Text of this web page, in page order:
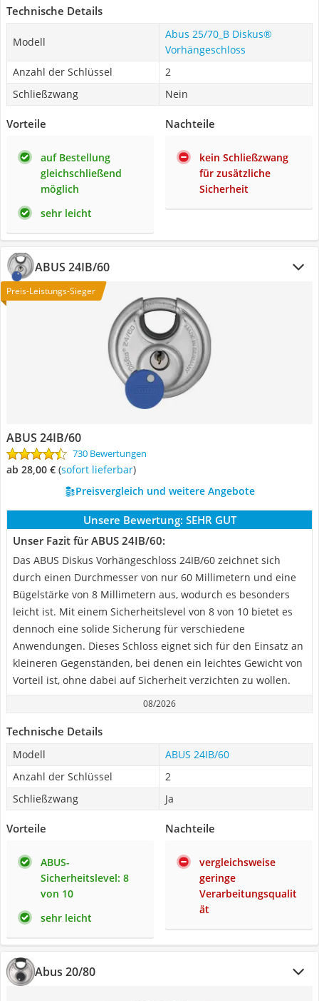
Technische Details
Modell
Abus 25/70_B Diskus®
Vorhängeschloss
Anzahl der Schlüssel
2
Schließzwang
Nein
Vorteile
auf Bestellung
gleichschließend
möglich
sehr leicht
Nachteile
kein Schließzwang
für zusätzliche
Sicherheit
ABUS 24IB/60
Preis-Leistungs-Sieger
ABUS 24IB/60
730 Bewertungen
ab 28,00 € ( Sofort lieferbar)
Preisvergleich und weitere Angebote
Unsere Bewertung: SEHR GUT
Unser Fazit für ABUS 24IB/60:
Das ABUS Diskus Vorhängeschloss 24IB/60 zeichnet sich
durch einen Durchmesser von nur 60 Millimetern und eine
Bügelstärke von 8 Millimetern aus, wodurch es besonders
leicht ist. Mit einem Sicherheitslevel von 8 von 10 bietet es
dennoch eine solide Sicherung für verschiedene
Anwendungen. Dieses Schloss eignet sich für den Einsatz an
kleineren Gegenständen, bei denen ein leichtes Gewicht von
Vorteil ist, ohne dabei auf Sicherheit verzichten zu wollen.
08/2026
Technische Details
Modell
ABUS 24IB/60
Anzahl der Schlüssel
2
Schließzwang
Ja
Vorteile
ABUS-
Sicherheitslevel: 8
von 10
sehr leicht
Nachteile
vergleichsweise
geringe
Verarbeitungsqualit
ät
Abus 20/80